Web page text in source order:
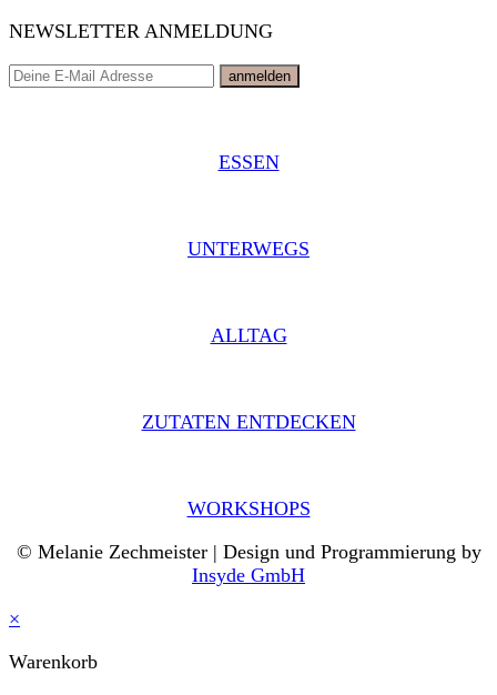
NEWSLETTER ANMELDUNG
ESSEN
UNTERWEGS
ALLTAG
ZUTATEN ENTDECKEN
WORKSHOPS
© Melanie Zechmeister | Design und Programmierung by
Insyde GmbH
×
Warenkorb